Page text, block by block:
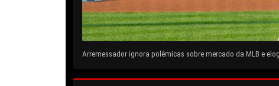
Arremessador ignora polêmicas sobre mercado da MLB e